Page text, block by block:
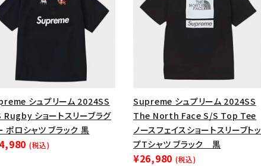
在庫のない商品を表示する
絞り込んで検索する
シュプリーム 2024SS
Rugby ショートスリーブラグ
ポロシャツ ブラック 黒
(税込)
Supreme シュプリーム 2024SS
The North Face S/S Top Tee
ノースフェイスショートスリーブトッ
プTシャツ ブラック 黒
¥26,980 (税込)